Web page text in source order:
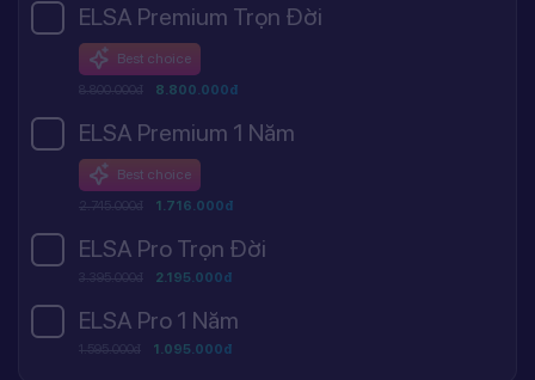
ELSA Premium Trọn Đời
Best choice
8.800.000đ 8.800.000đ
ELSA Premium 1 Năm
Best choice
2.745.000đ 1.716.000đ
ELSA Pro Trọn Đời
3.395.000đ 2.195.000đ
ELSA Pro 1 Năm
1.595.000đ 1.095.000đ